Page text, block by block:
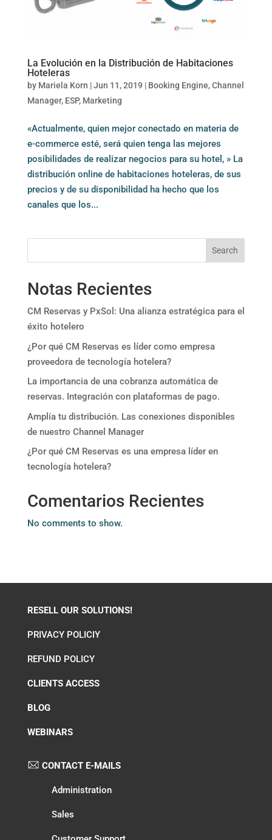
La Evolución en la Distribución de Habitaciones
Hoteleras
by Mariela Korn |Jun 11, 2019 | Booking Engine,Channel
Manager, ESP, Marketing
«Actualmente, quien mejor conectado en materia de
e-commerce esté, será quien tenga las mejores
posibilidades de realizar negocios para su hotel, » La
distribución online de habitaciones hoteleras, de sus
precios y de su disponibilidad ha hecho que los
canales que los...
Search
Notas Recientes
CM Reservas y PxSol: Una alianza estratégica para el
éxito hotelero
¿Por qué CM Reservas es líder como empresa
proveedora de tecnología hotelera?
La importancia de una cobranza automática de
reservas. Integración con plataformas de pago.
Amplía tu distribución. Las conexiones disponibles
de nuestro Channel Manager
¿Por qué CM Reservas es una empresa líder en
tecnología hotelera?
Comentarios Recientes
No comments to show.
RESELL OUR SOLUTIONS!
PRIVACY POLICIY
REFUND POLICY
CLIENTS ACCESS
BLOG
WEBINARS
CONTACT E-MAILS
Administration
Sales